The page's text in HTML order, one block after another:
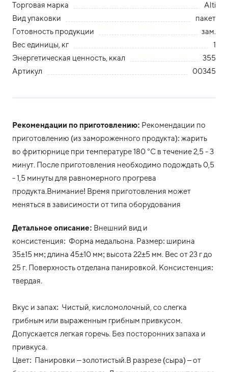
Торговая марка
Alti
Вид упаковки
пакет
Готовность продукции
зам.
Вес единицы, кг
1
Энергетическая ценность, ккал
355
Артикул
00345
Рекомендации по приготовлению: Рекомендации по
приготовлению (из замороженного продукта): жарить
во фритюрнице при температуре 180 °С в течение 2,5 - 3
минут. После приготовления необходимо подождать 0,5
- 1,5 минуты для равномерного прогрева
продукта.Внимание! Время приготовления может
меняться в зависимости от типа оборудования
Детальное описание: Внешний вид и
консистенция: Форма медальона. Размер: ширина
35±15 мм; длина 45±10 мм; высота 22±5 мм. Вес от 23 г до
25 г. Поверхность отделана панировкой. Консистенция:
твердая.
Вкус и запах: Чистый, кисломолочный, со слегка
грибным или выраженным грибным привкусом.
Допускается легкая горечь. Без посторонних запаха и
привкуса.
Цвет: Панировки – золотистый.В разрезе (сыра) – от